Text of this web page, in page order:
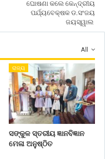
ଘୋଷଣା କଲେ କେନ୍ଦ୍ରୀୟ
ପର୍ଯ୍ୟବେକ୍ଷକ ଡ.ସଂଜୟ
ଜୟସ୍ୱାଲ
All
ରାଜ୍ୟ
ସଙ୍କୁଳ ସ୍ତରୀୟ ଜ୍ଞାନବିଜ୍ଞାନ
ମେଳା ଅନୁଷ୍ଠିତ